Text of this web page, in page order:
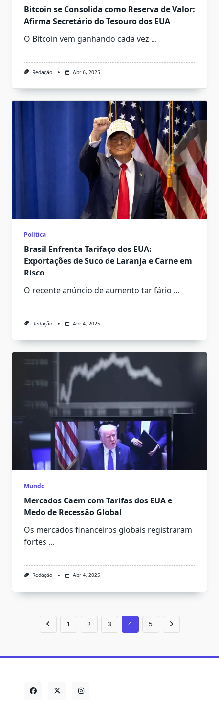
Bitcoin se Consolida como Reserva de Valor:
Afirma Secretário do Tesouro dos EUA
O Bitcoin vem ganhando cada vez ...
Redação Abr 6, 2025
Política
Brasil Enfrenta Tarifaço dos EUA:
Exportações de Suco de Laranja e Carne em
Risco
O recente anúncio de aumento tarifário ...
Redação Abr 4, 2025
Mundo
Mercados Caem com Tarifas dos EUA e
Medo de Recessão Global
Os mercados financeiros globais registraram
fortes ...
Redação Abr 4, 2025
1 2 3 4 5